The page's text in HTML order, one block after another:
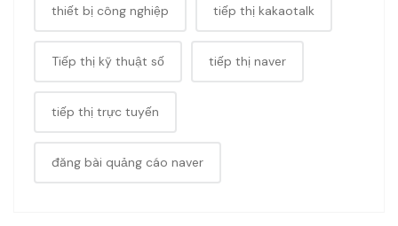
thiết bị công nghiệp tiếp thị kakaotalk
Tiếp thị kỹ thuật số tiếp thị naver
tiếp thị trực tuyến
đăng bài quảng cáo naver